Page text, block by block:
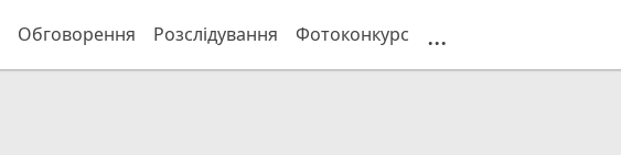
Обговорення Розслідування Фотоконкурс ...